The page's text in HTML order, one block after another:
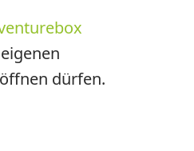
dürfen.